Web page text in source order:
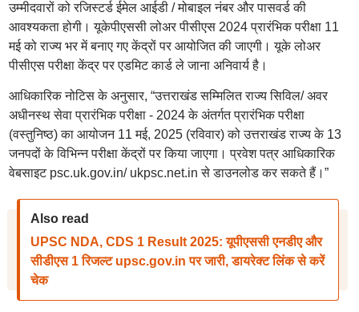
उम्मीदवारों को रजिस्टर्ड ईमेल आईडी / मोबाइल नंबर और पासवर्ड की
आवश्यकता होगी। यूकेपीएससी लोअर पीसीएस 2024 प्रारंभिक परीक्षा 11
मई को राज्य भर में बनाए गए केंद्रों पर आयोजित की जाएगी। यूके लोअर
पीसीएस परीक्षा केंद्र पर एडमिट कार्ड ले जाना अनिवार्य है।
आधिकारिक नोटिस के अनुसार, “उत्तराखंड सम्मिलित राज्य सिविल/ अवर
अधीनस्थ सेवा प्रारंभिक परीक्षा - 2024 के अंतर्गत प्रारंभिक परीक्षा
(वस्तुनिष्ठ) का आयोजन 11 मई, 2025 (रविवार) को उत्तराखंड राज्य के 13
जनपदों के विभिन्न परीक्षा केंद्रों पर किया जाएगा। प्रवेश पत्र आधिकारिक
वेबसाइट psc.uk.gov.in/ ukpsc.net.in से डाउनलोड कर सकते हैं।”
Also read
UPSC NDA, CDS 1 Result 2025: यूपीएससी एनडीए और
सीडीएस 1 रिजल्ट upsc.gov.in पर जारी, डायरेक्ट लिंक से करें
चेक